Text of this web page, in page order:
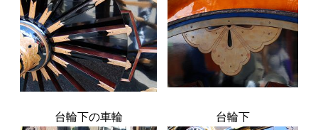
台輪下の車輪 台輪下